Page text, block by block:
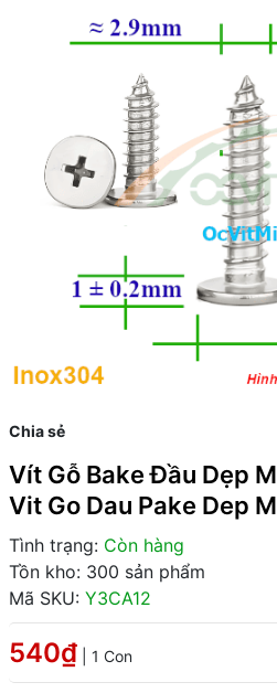
Chia sẻ
Vít Gỗ Bake Đầu Dẹp
Vit Go Dau Pake Dep
Tình trạng: Còn hàng
Tồn kho: 300 sản phẩm
Mã SKU: Y3CA12
540₫ | 1 Con